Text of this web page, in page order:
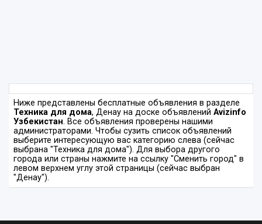
Ниже представлены бесплатные объявления в разделе
Техника для дома, Денау на доске объявлений Avizinfo
Узбекистан. Все объявления проверены нашими
администраторами. Чтобы сузить список объявлений
выберите интересующую вас категорию слева (сейчас
выбрана "Техника для дома"). Для выбора другого
города или страны нажмите на ссылку "Сменить город" в
левом верхнем углу этой страницы (сейчас выбран
"Денау").